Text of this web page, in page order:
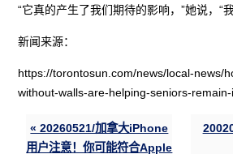
“它真的产生了我们期待的影响，”她说，“
新闻来源：
https://torontosun.com/news/local-news/
without-walls-are-helping-seniors-
« 20260521/加拿大iPhone
用户注意！你可能符合Apple